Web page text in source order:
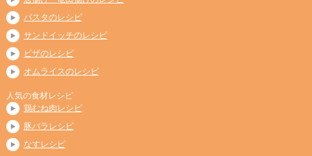
パスタのレシピ
サンドイッチのレシピ
ピザのレシピ
オムライスのレシピ
人気の食材レシピ
鶏むね肉レシピ
豚バラレシピ
なすレシピ